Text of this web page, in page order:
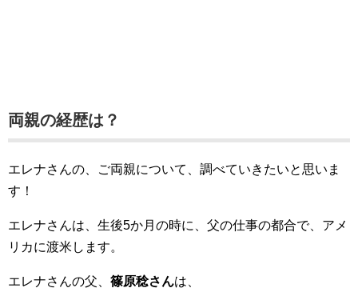
両親の経歴は？
エレナさんの、ご両親について、調べていきたいと思いま
す！
エレナさんは、生後5か月の時に、父の仕事の都合で、アメ
リカに渡米します。
エレナさんの父、 篠原稔さんは、